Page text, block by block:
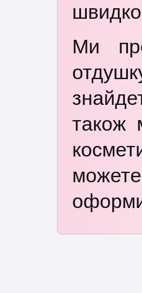
швидко
Ми
також